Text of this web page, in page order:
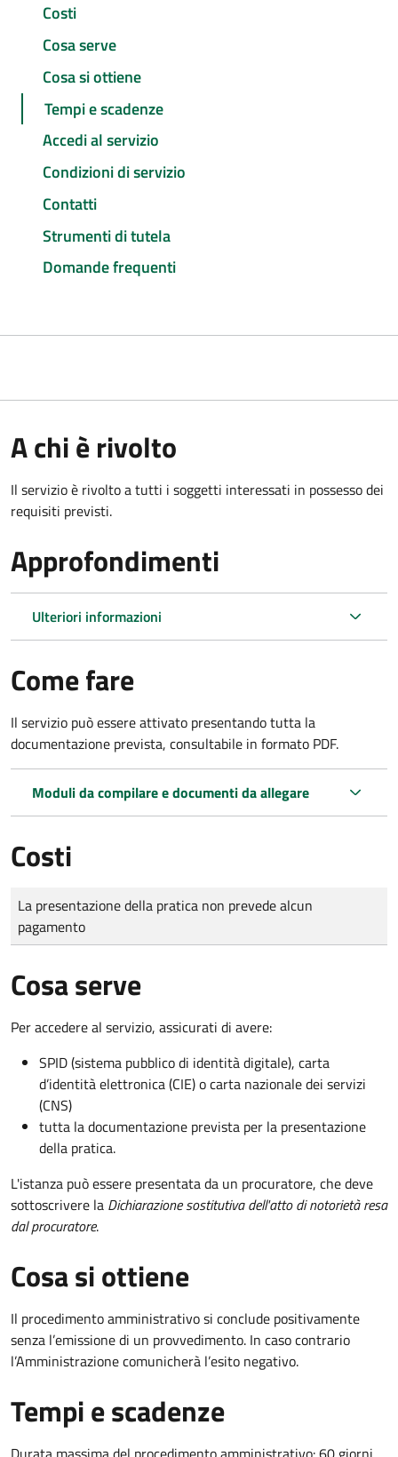
Costi
Cosa serve
Cosa si ottiene
Tempi e scadenze
Accedi al servizio
Condizioni di servizio
Contatti
Strumenti di tutela
Domande frequenti
A chi è rivolto
Il servizio è rivolto a tutti i soggetti interessati in possesso dei
requisiti previsti.
Approfondimenti
Ulteriori informazioni
Come fare
Il servizio può essere attivato presentando tutta la
documentazione prevista, consultabile in formato PDF.
Moduli da compilare e documenti da allegare
Costi
Tipo di pagamento
Importo
La presentazione della pratica non prevede alcun
pagamento
Cosa serve
Per accedere al servizio, assicurati di avere:
SPID (sistema pubblico di identità digitale), carta
d’identità elettronica (CIE) o carta nazionale dei servizi
(CNS)
tutta la documentazione prevista per la presentazione
della pratica.
L'istanza può essere presentata da un procuratore, che deve
sottoscrivere la Dichiarazione sostitutiva dell'atto di notorietà resa
dal procuratore.
Cosa si ottiene
Il procedimento amministrativo si conclude positivamente
senza l’emissione di un provvedimento. In caso contrario
l’Amministrazione comunicherà l’esito negativo.
Tempi e scadenze